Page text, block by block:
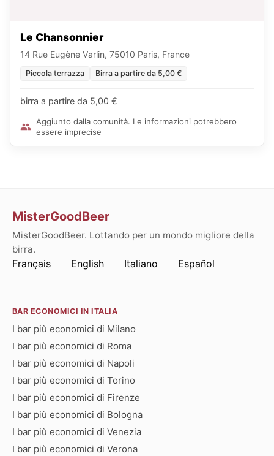
Le Chansonnier
14 Rue Eugène Varlin, 75010 Paris, France
Piccola terrazza Birra a partire da 5,00 €
birra a partire da 5,00 €
Aggiunto dalla comunità. Le informazioni potrebbero
essere imprecise
MisterGoodBeer
MisterGoodBeer. Lottando per un mondo migliore della
birra.
Français English Italiano Español
BAR ECONOMICI IN ITALIA
I bar più economici di Milano
I bar più economici di Roma
I bar più economici di Napoli
I bar più economici di Torino
I bar più economici di Firenze
I bar più economici di Bologna
I bar più economici di Venezia
I bar più economici di Verona